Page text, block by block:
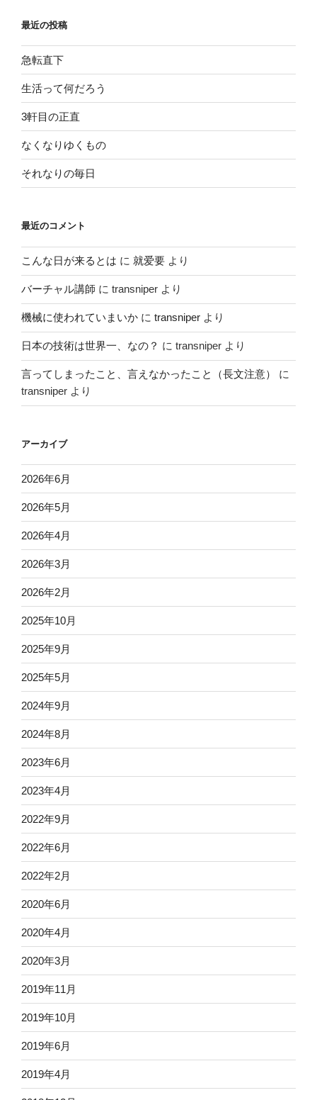
ョ
ン
最近の投稿
急転直下
生活って何だろう
3軒目の正直
なくなりゆくもの
それなりの毎日
最近のコメント
こんな日が来るとは に 就爱要 より
バーチャル講師 に transniper より
機械に使われていまいか に transniper より
日本の技術は世界一、なの？ に transniper より
言ってしまったこと、言えなかったこと（長文注意）
に
transniper より
アーカイブ
2026年6月
2026年5月
2026年4月
2026年3月
2026年2月
2025年10月
2025年9月
2025年5月
2024年9月
2024年8月
2023年6月
2023年4月
2022年9月
2022年6月
2022年2月
2020年6月
2020年4月
2020年3月
2019年11月
2019年10月
2019年6月
2019年4月